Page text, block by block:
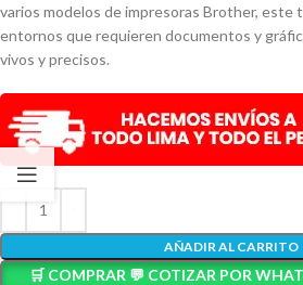
varios modelos de impresoras Brother, este
entornos que requieren documentos y
vivos y precisos.
AÑADIR AL CARRITO
🛒 COMPRAR 💬 COTIZAR POR